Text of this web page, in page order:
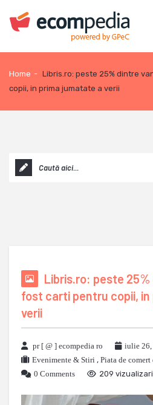
Home - Libris.ro: peste 25% dintre
copii, in prima jumatate a verii
Libris.ro: peste
fost carti pentru copii,
verii
pr [ @ ] ecompedia ro
iulie 26,
Evenimente & Stiri , Piata de
0 Comments
209 vizualizari